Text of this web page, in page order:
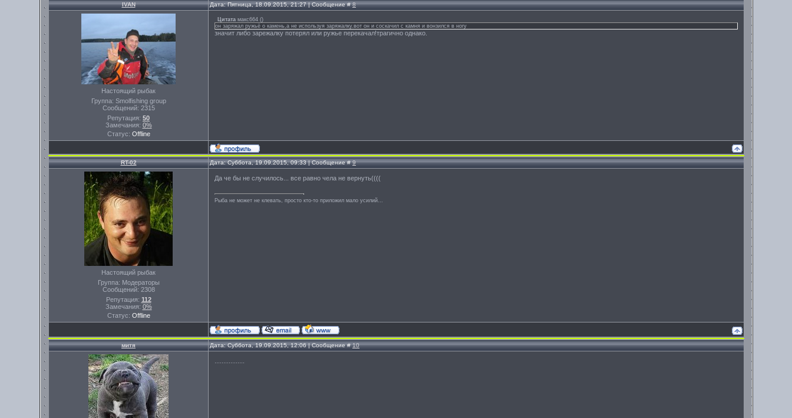
IVAN Дата: Пятница, 18.09.2015, 21:27 | Сообщение #8
Настоящий рыбак
Группа: Smolfishing group
Сообщений: 2315
Репутация: 50
Замечания: 0%
Статус: Offline
Цитата макс664 ()
он заряжал ружьё о камень,а не используя заряжалку.вот он и соскачил с камня и вонзился в ногу
значит либо зарежалку потерял или ружье перекачал!трагично однако.
RT-02 Дата: Суббота, 19.09.2015, 09:33 | Сообщение #9
Настоящий рыбак
Группа: Модераторы
Сообщений: 2308
Репутация: 112
Замечания: 0%
Статус: Offline
Да че бы не случилось... все равно чела не вернуть((((
Рыба не может не клевать, просто кто-то приложил мало усилий...
митя Дата: Суббота, 19.09.2015, 12:06 | Сообщение #10